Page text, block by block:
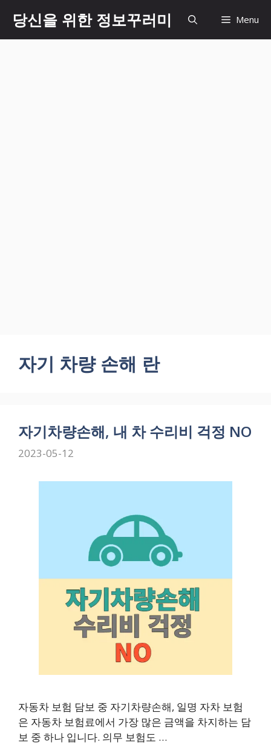
content
당신을 위한 정보꾸러미 Menu
자기 차량 손해 란
자기차량손해, 내 차 수리비 걱정 NO
2023-05-12
자동차 보험 담보 중 자기차량손해, 일명 자차 보험
은 자동차 보험료에서 가장 많은 금액을 차지하는 담
보 중 하나 입니다. 의무 보험도 …